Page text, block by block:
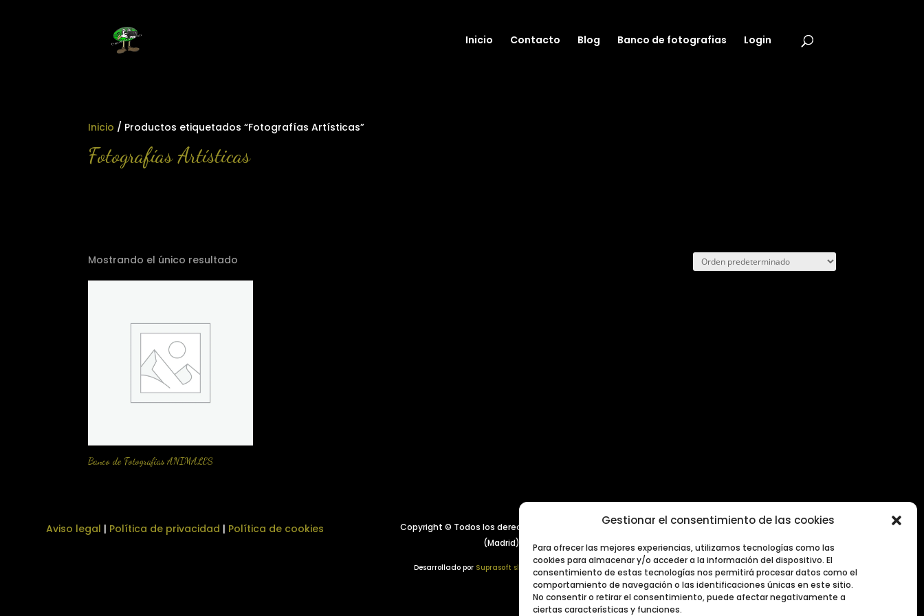
Gestionar el consentimiento de las cookies
Para ofrecer las mejores experiencias, utilizamos tecnologías como las
cookies para almacenar y/o acceder a la información del dispositivo. El
consentimiento de estas tecnologías nos permitirá procesar datos como el
comportamiento de navegación o las identificaciones únicas en este sitio.
No consentir o retirar el consentimiento, puede afectar negativamente a
ciertas características y funciones.
Inicio Contacto Blog Banco de fotografias Login
Inicio / Productos etiquetados “Fotografías Artísticas”
Fotografías Artísticas
Mostrando el único resultado
Banco de Fotografias ANIMALES
Aviso legal | Política de privacidad | Política de cookies Copyright © Todos los derechos reservados.
Año 2026
(Madrid), España
Desarrollado por Suprasoft sl